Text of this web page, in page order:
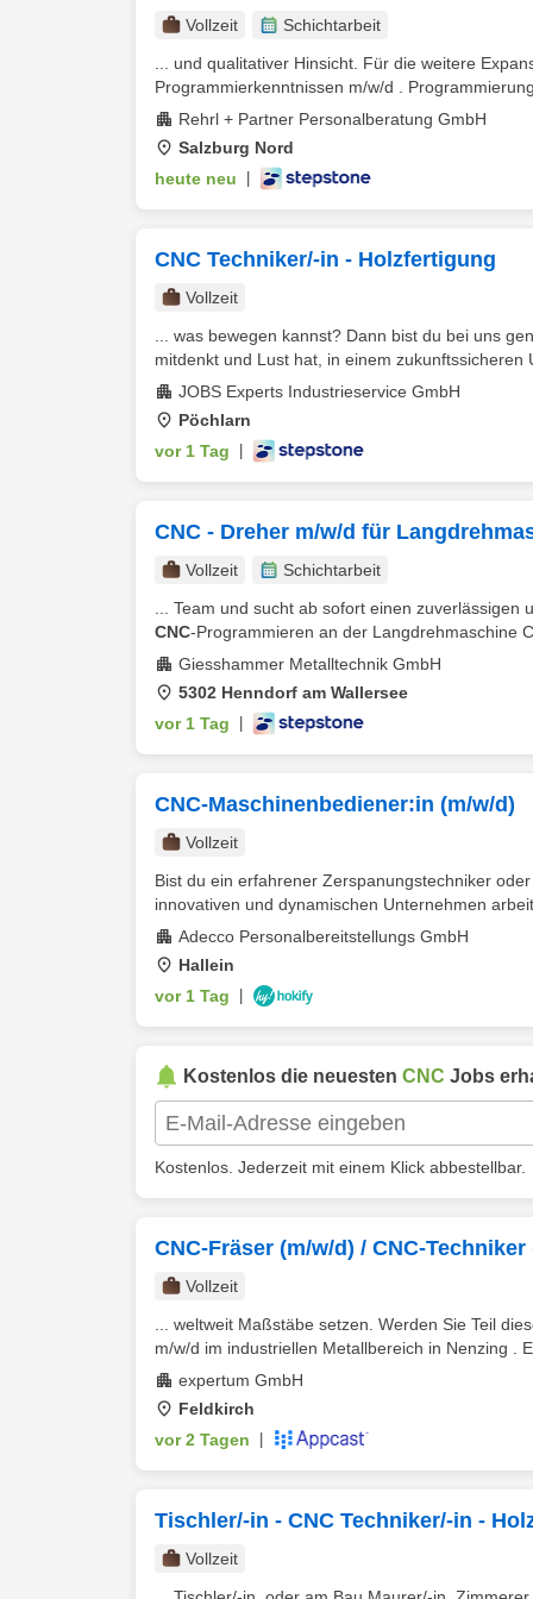
Vollzeit
Schichtarbeit
... und qualitativer Hinsicht. Für die weitere
Programmierkenntnissen m/w/d .
Rehrl + Partner Personalberatung GmbH
Salzburg Nord
heute neu
CNC Techniker/-in - Holzfertigung
Vollzeit
... was bewegen kannst? Dann bist du bei uns
mitdenkt und Lust hat, in einem zukunftssicheren
JOBS Experts Industrieservice GmbH
Pöchlarn
vor 1 Tag
CNC - Dreher m/w/d für
Vollzeit
Schichtarbeit
... Team und sucht ab sofort einen zuverlässigen
CNC‑Programmieren an der Langdrehmaschine
Giesshammer Metalltechnik GmbH
5302 Henndorf am Wallersee
vor 1 Tag
CNC-Maschinenbediener:in (m/w/d)
Vollzeit
Bist du ein erfahrener Zerspanungstechniker
innovativen und dynamischen Unternehmen
Adecco Personalbereitstellungs GmbH
Hallein
vor 1 Tag
Kostenlos die neuesten CNC Jobs
Kostenlos. Jederzeit mit einem Klick abbestellbar.
CNC-Fräser (m/w/d) / CNC-
Vollzeit
... weltweit Maßstäbe setzen. Werden Sie Teil
m/w/d im industriellen Metallbereich in Nenzing .
expertum GmbH
Feldkirch
vor 2 Tagen
Tischler/-in - CNC Techniker/-in -
Vollzeit